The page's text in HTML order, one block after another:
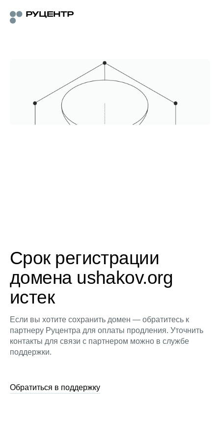
Срок регистрации
домена ushakov.org
истек
Если вы хотите сохранить домен — обратитесь к
партнеру Руцентра для оплаты продления. Уточнить
контакты для связи с партнером можно в службе
поддержки.
Обратиться в поддержку